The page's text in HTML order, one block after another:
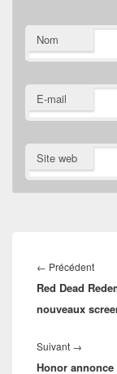
Nom
E-mail
Site web
de
l’article
← PrécédentArticle
Red Dead
nouveaux
Suivant →
Honor